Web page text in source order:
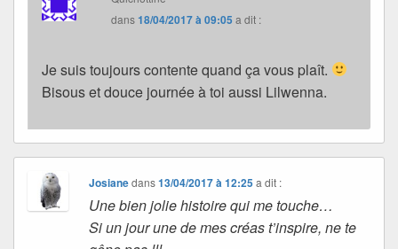
dans18/04/2017 à 09:05 a dit :
Je suis toujours contente quand ça vous plaît.
Bisous et douce journée à toi aussi Lilwenna.
Josianedans13/04/2017 à 12:25 a dit :
Une bien jolie histoire qui me touche…
Si un jour une de mes créas t’inspire, ne te